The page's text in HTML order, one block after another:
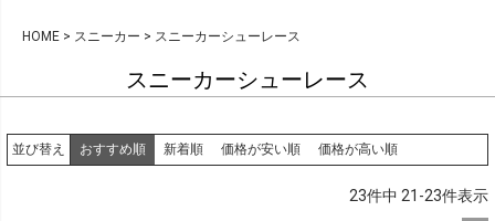
HOME スニーカー スニーカーシューレース
スニーカーシューレース
並び替え おすすめ順 新着順 価格が安い順 価格が高い順
23件中 21 -23件表示